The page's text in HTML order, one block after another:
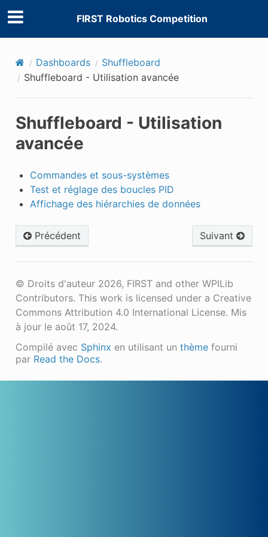
FIRST Robotics Competition
Dashboards
Shuffleboard
Shuffleboard - Utilisation avancée
Shuffleboard - Utilisation
avancée
Commandes et sous-systèmes
Test et réglage des boucles PID
Affichage des hiérarchies de données
Précédent Suivant
© Droits d'auteur 2026, FIRST and other WPILib
Contributors. This work is licensed under a Creative
Commons Attribution 4.0 International License. Mis
à jour le août 17, 2024.
Compilé avec Sphinx en utilisant un thèmefourni
par Read the Docs.